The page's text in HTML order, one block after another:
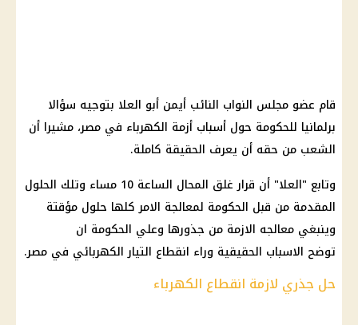
قام عضو مجلس النواب النائب أيمن أبو العلا بتوجيه سؤالا
برلمانيا للحكومة حول أسباب أزمة الكهرباء في مصر، مشيرا أن
الشعب من حقه أن يعرف الحقيقة كاملة.
وتابع "العلا" أن قرار
غلق المحال الساعة 10 مساء وتلك الحلول
المقدمة من قبل الحكومة لمعالجة الامر كلها حلول مؤقتة
وينبغي معالجه الازمة من جذورها وعلي الحكومة ان
توضح الاسباب الحقيقية وراء انقطاع التيار الكهربائي في مصر.
حل جذري لازمة انقطاع الكهرباء